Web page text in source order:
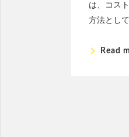
は、コス
方法とし
arrow_forward_ios Read